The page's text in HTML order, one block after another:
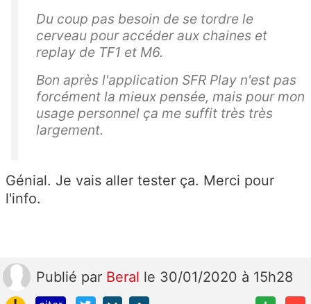
Du coup pas besoin de se tordre le
cerveau pour accéder aux chaines et
replay de TF1 et M6.
Bon après l'application SFR Play n'est pas
forcément la mieux pensée, mais pour mon
usage personnel ça me suffit très très
largement.
Génial. Je vais aller tester ça. Merci pour
l'info.
Publié par Beral le 30/01/2020 à 15h28